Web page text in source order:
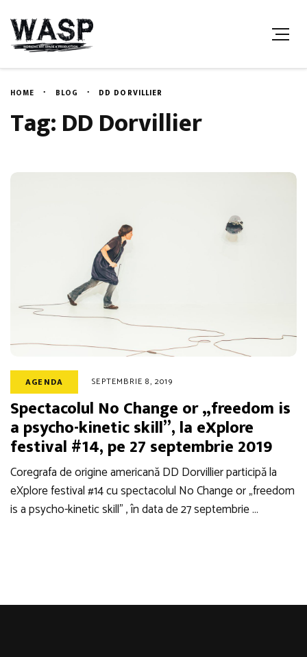
HOME BLOG DD DORVILLIER
Tag: DD Dorvillier
AGENDA SEPTEMBRIE 8, 2019
Spectacolul No Change or „freedom is
a psycho-kinetic skill”, la eXplore
festival #14, pe 27 septembrie 2019
Coregrafa de origine americană DD Dorvillier participă la
eXplore festival #14 cu spectacolul No Change or „freedom
is a psycho-kinetic skill” , în data de 27 septembrie …